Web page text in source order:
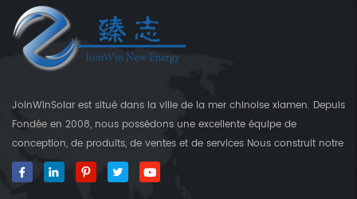
JoinWinSolar est situé dans la ville de la mer chinoise xiamen. Depuis
Fondée en 2008, nous possédons une excellente équipe de
conception, de produits, de ventes et de services Nous construit notre
propre usine qui est plus que 3000 Square's terre. En tant que
fournisseur mondial des crochets de fixation solaire, JoinwinSolar a